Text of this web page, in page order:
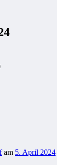
am 5. April 2024